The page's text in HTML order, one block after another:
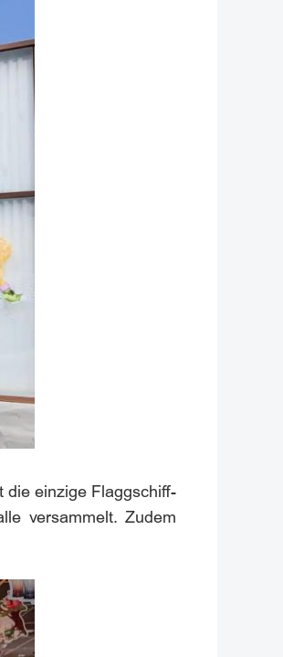
die einzige Flaggschiff-
versammelt. Zudem